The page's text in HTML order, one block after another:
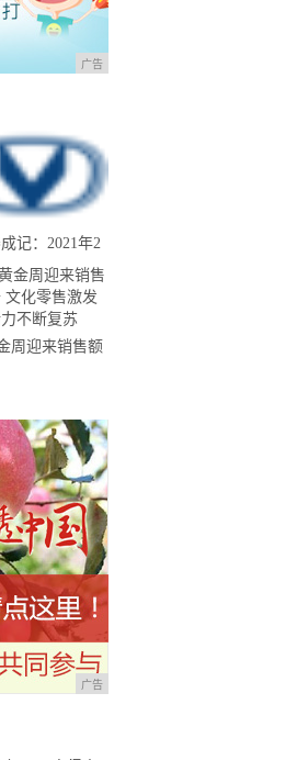
广告
记：2021年2
CS75夺得中
量冠军
周迎来销售额
广告